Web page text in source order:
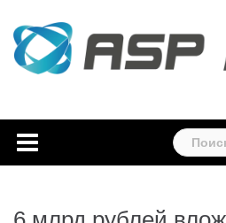
content
Найти: